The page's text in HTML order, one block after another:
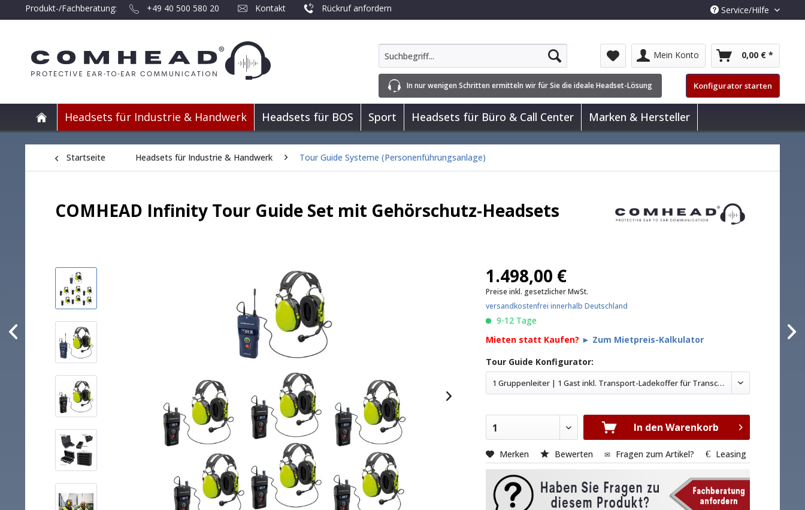
Produkt-/Fachberatung: +49 40 500 580 20 Kontakt Rückruf anfordern Service/Hilfe
Mein Konto 0,00 € *
In nur wenigen Schritten ermitteln wir für Sie die ideale Headset-Lösung Konfigurator starten
Headsets für Industrie & Handwerk Headsets für BOS Sport Headsets für Büro & Call Center Marken & Hersteller
Startseite Headsets für Industrie & Handwerk Tour Guide Systeme (Personenführungsanlage)
COMHEAD Infinity Tour Guide Set mit Gehörschutz-Headsets
1.498,00 €
Preise inkl. gesetzlicher MwSt.
versandkostenfrei innerhalb Deutschland
9-12 Tage
Mieten statt Kaufen? ► Zum Mietpreis-Kalkulator
Tour Guide Konfigurator:
1 Gruppenleiter | 1 Gast inkl. Transport-Ladekoffer für Transceiver
1 In den Warenkorb
Merken Bewerten Fragen zum Artikel? Leasing